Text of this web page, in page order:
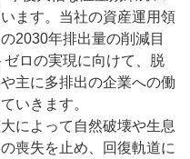
ます。当社の資産運用領
2030年排出量の削減目
ロの実現に向けて、脱
主に多排出の企業への働
いきます。
によって自然破壊や生息
喪失を止め、回復軌道に